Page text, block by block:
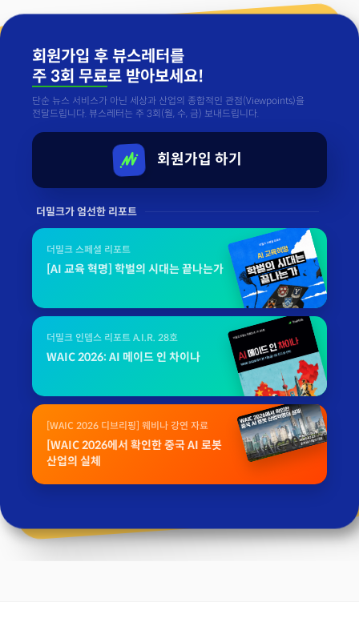
회원가입 후 뷰스레터를
주 3회 무료로 받아보세요!
단순 뉴스 서비스가 아닌 세상과 산업의 종합적인 관점(Viewpoints)을
전달드립니다. 뷰스레터는 주 3회(월, 수, 금) 보내드립니다.
회원가입 하기
더밀크가 엄선한 리포트
더밀크 스페셜 리포트
[AI 교육 혁명] 학벌의 시대는 끝나는가
더밀크 인뎁스 리포트 A.I.R. 28호
WAIC 2026: AI 메이드 인 차이나
[WAIC 2026 디브리핑] 웨비나 강연 자료
[WAIC 2026에서 확인한 중국 AI 로봇
산업의 실체